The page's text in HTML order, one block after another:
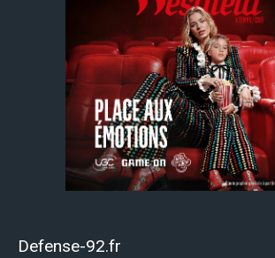
Defense-92.fr